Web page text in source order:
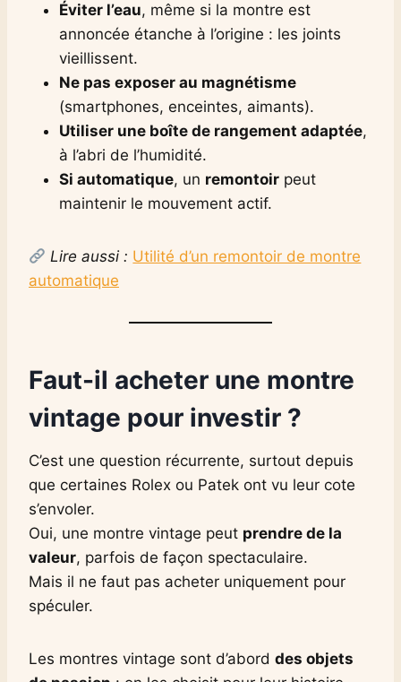
Éviter l’eau, même si la montre est
annoncée étanche à l’origine : les joints
vieillissent.
Ne pas exposer au magnétisme
(smartphones, enceintes, aimants).
Utiliser une boîte de rangement adaptée,
à l’abri de l’humidité.
Si automatique, un remontoir peut
maintenir le mouvement actif.
Lire aussi : Utilité d’un remontoir de montre
automatique
Faut-il acheter une montre
vintage pour investir ?
C’est une question récurrente, surtout depuis
que certaines Rolex ou Patek ont vu leur cote
s’envoler.
Oui, une montre vintage peut prendre de la
valeur, parfois de façon spectaculaire.
Mais il ne faut pas acheter uniquement pour
spéculer.
Les montres vintage sont d’abord des objets